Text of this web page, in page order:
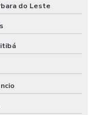
do Leste